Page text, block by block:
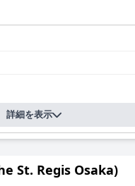
詳細を表示
St. Regis Osaka)